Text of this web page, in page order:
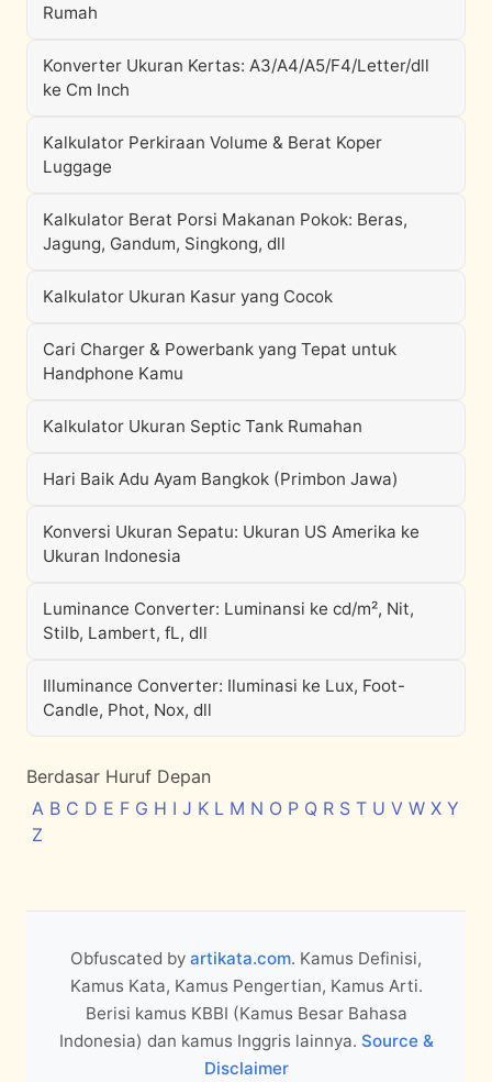
Rumah
Konverter Ukuran Kertas: A3/A4/A5/F4/Letter/dll
ke Cm Inch
Kalkulator Perkiraan Volume & Berat Koper
Luggage
Kalkulator Berat Porsi Makanan Pokok: Beras,
Jagung, Gandum, Singkong, dll
Kalkulator Ukuran Kasur yang Cocok
Cari Charger & Powerbank yang Tepat untuk
Handphone Kamu
Kalkulator Ukuran Septic Tank Rumahan
Hari Baik Adu Ayam Bangkok (Primbon Jawa)
Konversi Ukuran Sepatu: Ukuran US Amerika ke
Ukuran Indonesia
Luminance Converter: Luminansi ke cd/m², Nit,
Stilb, Lambert, fL, dll
Illuminance Converter: Iluminasi ke Lux, Foot-
Candle, Phot, Nox, dll
Berdasar Huruf Depan
A B C D E F G H I J K L M N O P Q R S T U V W X Y
Z
Obfuscated by artikata.com. Kamus Definisi,
Kamus Kata, Kamus Pengertian, Kamus Arti.
Berisi kamus KBBI (Kamus Besar Bahasa
Indonesia) dan kamus Inggris lainnya. Source &
Disclaimer